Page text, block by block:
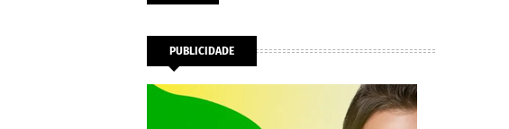
PUBLICIDADE